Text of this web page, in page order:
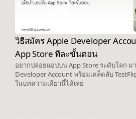
วิธีสมัคร Apple Developer
App Store ทีละขั้นตอน
อยากปล่อยแอปบน App Store ระดับโลก
Developer Account พร้อมเคล็ดลับ
ในบทความเดียวนี้ได้เลย